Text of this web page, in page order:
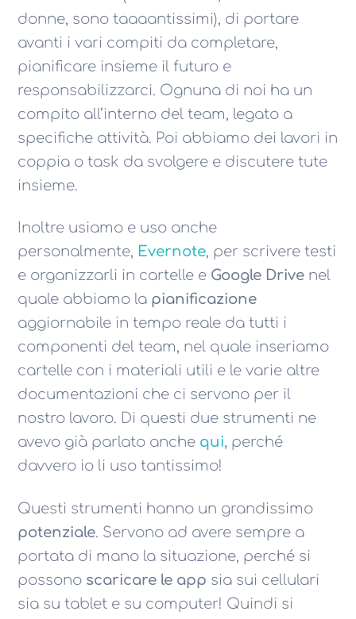
donne, sono taaaantissimi), di portare
avanti i vari compiti da completare,
pianificare insieme il futuro e
responsabilizzarci. Ognuna di noi ha un
compito all’interno del team, legato a
specifiche attività. Poi abbiamo dei lavori in
coppia o task da svolgere e discutere tute
insieme.
Inoltre usiamo e uso anche
personalmente, Evernote, per scrivere testi
e organizzarli in cartelle e Google Drive nel
quale abbiamo la pianificazione
aggiornabile in tempo reale da tutti i
componenti del team, nel quale inseriamo
cartelle con i materiali utili e le varie altre
documentazioni che ci servono per il
nostro lavoro. Di questi due strumenti ne
avevo già parlato anche qui, perché
davvero io li uso tantissimo!
Questi strumenti hanno un grandissimo
potenziale. Servono ad avere sempre a
portata di mano la situazione, perché si
possono scaricare le app sia sui cellulari
sia su tablet e su computer! Quindi si